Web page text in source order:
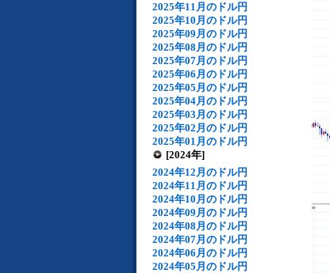
2025年11月のドル円
2025年10月のドル円
2025年09月のドル円
2025年08月のドル円
2025年07月のドル円
2025年06月のドル円
2025年05月のドル円
2025年04月のドル円
2025年03月のドル円
2025年02月のドル円
2025年01月のドル円
[2024年]
2024年12月のドル円
2024年11月のドル円
2024年10月のドル円
2024年09月のドル円
2024年08月のドル円
2024年07月のドル円
2024年06月のドル円
2024年05月のドル円